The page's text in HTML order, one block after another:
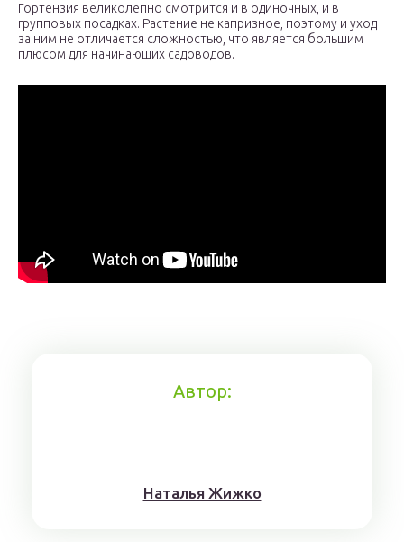
Гортензия великолепно смотрится и в одиночных, и в
групповых посадках. Растение не капризное, поэтому и уход
за ним не отличается сложностью, что является большим
плюсом для начинающих садоводов.
Автор:
Нaтaлья Жижкo